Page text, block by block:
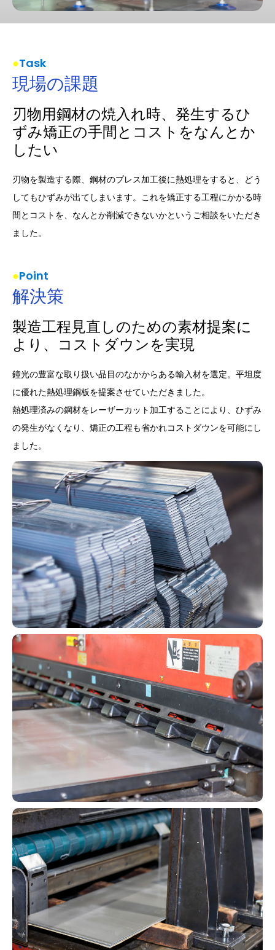
Task
現場の課題
刃物用鋼材の焼入れ時、発生するひ
ずみ矯正の手間とコストをなんとか
したい
刃物を製造する際、鋼材のプレス加工後に熱処理をすると、どう
してもひずみが出てしまいます。これを矯正する工程にかかる時
間とコストを、なんとか削減できないかというご相談をいただき
ました。
Point
解決策
製造工程見直しのための素材提案に
より、コストダウンを実現
鐘光の豊富な取り扱い品目のなかからある輸入材を選定。平坦度
に優れた熱処理鋼板を提案させていただきました。
熱処理済みの鋼材をレーザーカット加工することにより、ひずみ
の発生がなくなり、矯正の工程も省かれコストダウンを可能にし
ました。